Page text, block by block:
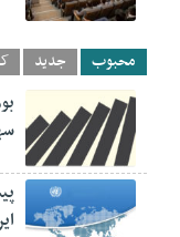
محبوب جدید